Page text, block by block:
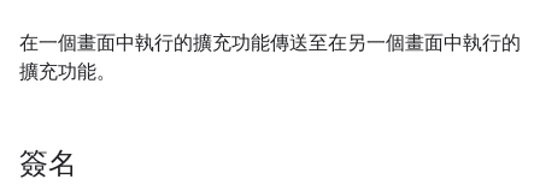
在一個畫面中執行的擴充功能傳送至在另一個畫面中執行的
擴充功能。
簽名